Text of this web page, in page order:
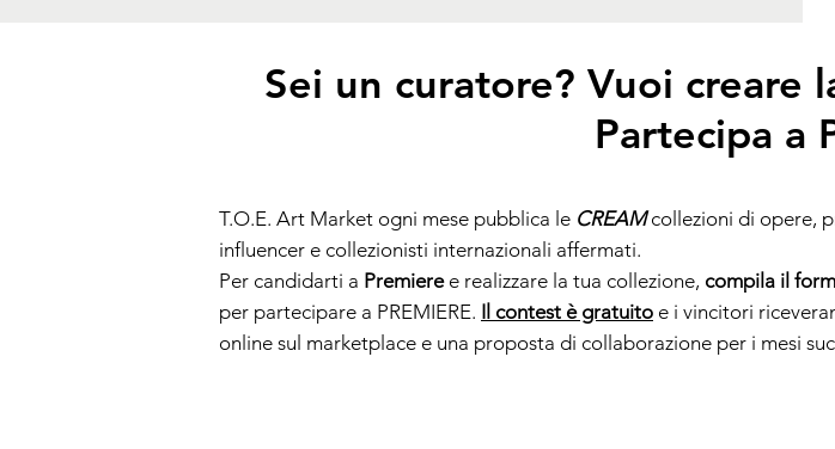
Sei un curatore? Vuoi creare
Partecipa a
T.O.E. Art Market ogni mese pubblica le CREAMcollezioni di opere,
influencer e collezionisti internazionali affermati.
Per candidarti a Premieree realizzare la tua collezione, compila il
per partecipare a PREMIERE. Il contest è gratuito e i vincitori
online sul marketplace e una proposta di collaborazione per i mesi